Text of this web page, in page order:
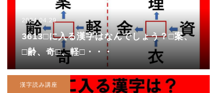
2024.04.29
3613□に入る漢字はなんでしょう？□案、
□齢、奇□、軽□・・・
漢字読み講座